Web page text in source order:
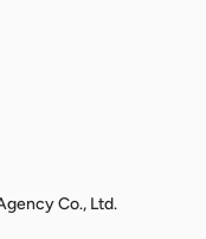
Co., Ltd.